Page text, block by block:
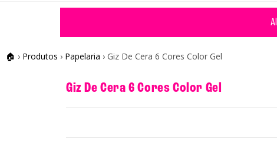
🏠 › Produtos › Papelaria › Giz De Cera 6 Cores Color Gel
Giz De Cera 6 Cores Color Gel